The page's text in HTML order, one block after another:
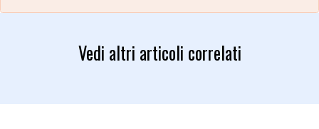
Vedi altri articoli correlati